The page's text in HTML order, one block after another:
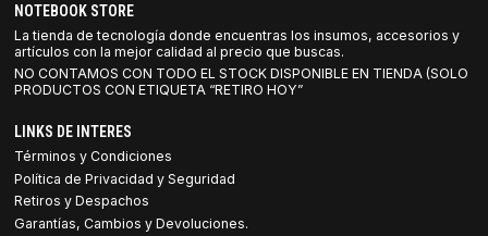
NOTEBOOK STORE
La tienda de tecnología donde encuentras los insumos, accesorios y
artículos con la mejor calidad al precio que buscas.
NO CONTAMOS CON TODO EL STOCK DISPONIBLE EN TIENDA (SOLO
PRODUCTOS CON ETIQUETA “RETIRO HOY”
LINKS DE INTERES
Términos y Condiciones
Política de Privacidad y Seguridad
Retiros y Despachos
Garantías, Cambios y Devoluciones.